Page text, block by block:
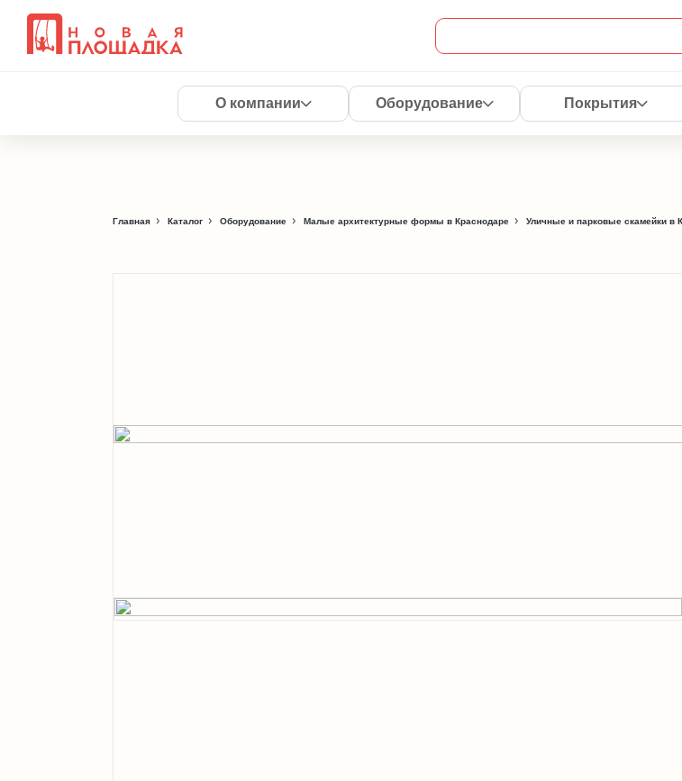
О компании Оборудование Покрытия
Главная Каталог Оборудование Малые архитектурные формы в Краснодаре Уличные и парковые скамейки в